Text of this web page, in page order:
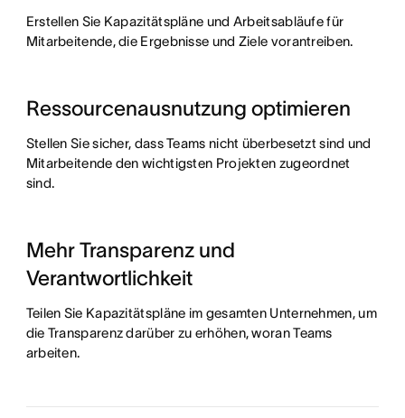
Erstellen Sie Kapazitätspläne und Arbeitsabläufe für
Mitarbeitende, die Ergebnisse und Ziele vorantreiben.
Ressourcenausnutzung optimieren
Stellen Sie sicher, dass Teams nicht überbesetzt sind und
Mitarbeitende den wichtigsten Projekten zugeordnet
sind.
Mehr Transparenz und
Verantwortlichkeit
Teilen Sie Kapazitätspläne im gesamten Unternehmen, um
die Transparenz darüber zu erhöhen, woran Teams
arbeiten.